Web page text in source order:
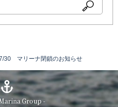
30 マリーナ閉鎖のお知らせ
Group -